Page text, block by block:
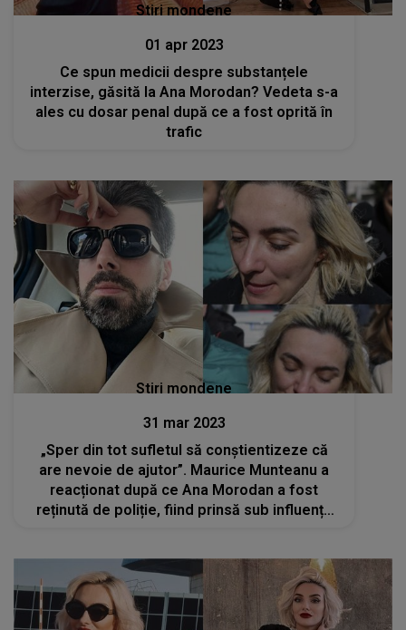
Stiri mondene
01 apr 2023
Ce spun medicii despre substanțele
interzise, găsită la Ana Morodan? Vedeta s-a
ales cu dosar penal după ce a fost oprită în
trafic
Stiri mondene
31 mar 2023
„Sper din tot sufletul să conștientizeze că
are nevoie de ajutor”. Maurice Munteanu a
reacționat după ce Ana Morodan a fost
reținută de poliție, fiind prinsă sub influența